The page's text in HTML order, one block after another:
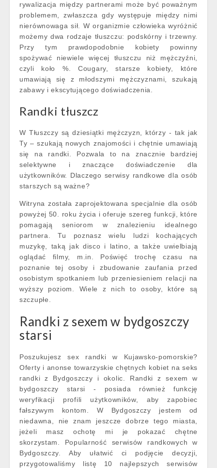
rywalizacja między partnerami może być poważnym
problemem, zwłaszcza gdy występuje między nimi
nierównowaga sił. W organizmie człowieka wyróżnić
możemy dwa rodzaje tłuszczu: podskórny i trzewny.
Przy tym prawdopodobnie kobiety powinny
spożywać niewiele więcej tłuszczu niż mężczyźni,
czyli koło %. Cougary, starsze kobiety, które
umawiają się z młodszymi mężczyznami, szukają
zabawy i ekscytującego doświadczenia.
Randki tłuszcz
W Tłuszczy są dziesiątki mężczyzn, którzy - tak jak
Ty – szukają nowych znajomości i chętnie umawiają
się na randki. Pozwala to na znacznie bardziej
selektywne i znaczące doświadczenie dla
użytkowników. Dlaczego serwisy randkowe dla osób
starszych są ważne?
Witryna została zaprojektowana specjalnie dla osób
powyżej 50. roku życia i oferuje szereg funkcji, które
pomagają seniorom w znalezieniu idealnego
partnera. Tu poznasz wielu ludzi kochających
muzykę, taką jak disco i latino, a także uwielbiają
oglądać filmy, m.in. Poświęć trochę czasu na
poznanie tej osoby i zbudowanie zaufania przed
osobistym spotkaniem lub przeniesieniem relacji na
wyższy poziom. Wiele z nich to osoby, które są
szczupłe.
Randki z sexem w bydgoszczy
starsi
Poszukujesz sex randki w Kujawsko-pomorskie?
Oferty i anonse towarzyskie chętnych kobiet na seks
randki z Bydgoszczy i okolic. Randki z sexem w
bydgoszczy starsi - posiada również funkcję
weryfikacji profili użytkowników, aby zapobiec
fałszywym kontom. W Bydgoszczy jestem od
niedawna, nie znam jeszcze dobrze tego miasta,
jeżeli masz ochotę mi je pokazać chętne
skorzystam. Popularność serwisów randkowych w
Bydgoszczy. Aby ułatwić ci podjęcie decyzji,
przygotowaliśmy listę 10 najlepszych serwisów